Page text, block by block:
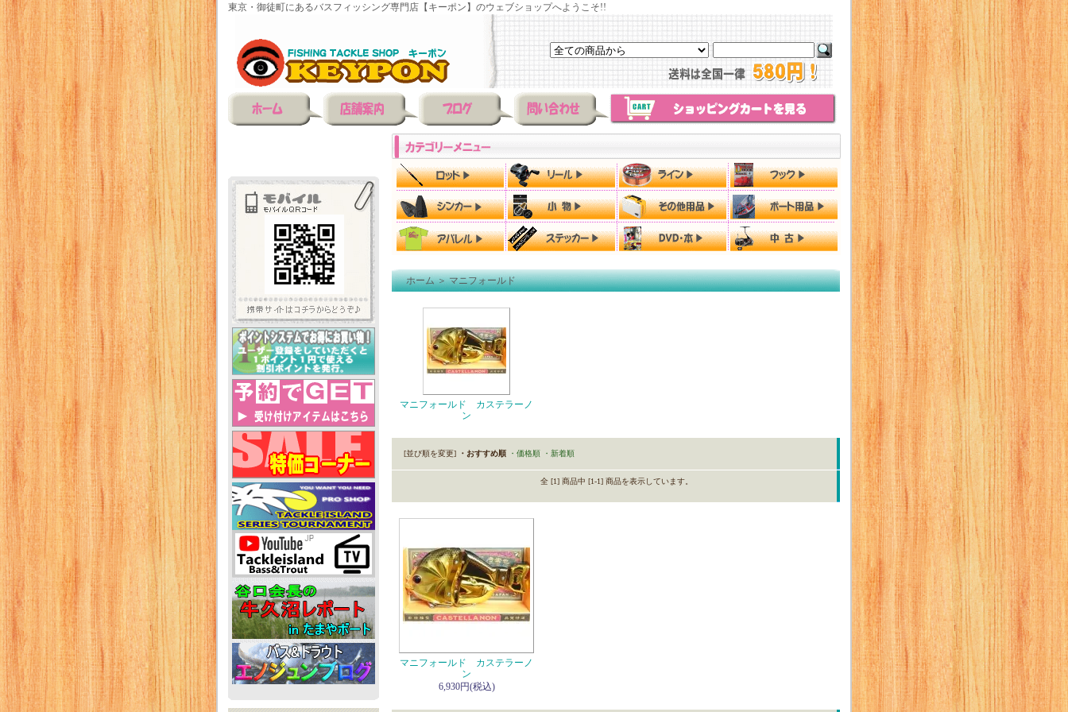
東京・御徒町にあるバスフィッシング専門店【キーポン】のウェブショップへようこそ!!
ホーム＞マニフォールド
マニフォールド カステラーノ
ン
[並び順を変更] ・おすすめ順 ・価格順 ・新着順
全 [1] 商品中 [1-1] 商品を表示しています。
マニフォールド カステラーノ
ン
6,930円(税込)